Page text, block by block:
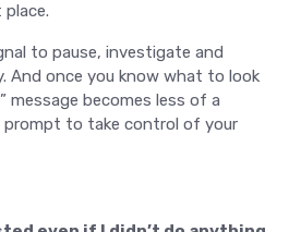
to pause, investigate and
And once you know what to look
message becomes less of a
prompt to take control of your